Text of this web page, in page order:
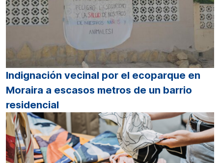
Indignación vecinal por el ecoparque en
Moraira a escasos metros de un barrio
residencial